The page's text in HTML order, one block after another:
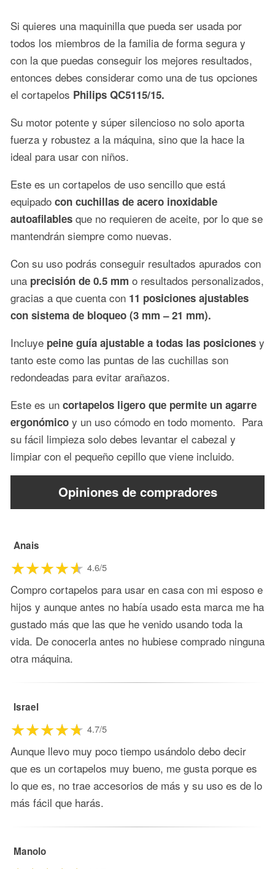
Si quieres una maquinilla que pueda ser usada por
todos los miembros de la familia de forma segura y
con la que puedas conseguir los mejores resultados,
entonces debes considerar como una de tus opciones
el cortapelos Philips QC5115/15.
Su motor potente y súper silencioso no solo aporta
fuerza y robustez a la máquina, sino que la hace la
ideal para usar con niños.
Este es un cortapelos de uso sencillo que está
equipado con cuchillas de acero inoxidable
autoafilables que no requieren de aceite, por lo que se
mantendrán siempre como nuevas.
Con su uso podrás conseguir resultados apurados con
una precisión de 0.5 mm o resultados personalizados,
gracias a que cuenta con 11 posiciones ajustables
con sistema de bloqueo (3 mm – 21 mm).
Incluye peine guía ajustable a todas las posiciones y
tanto este como las puntas de las cuchillas son
redondeadas para evitar arañazos.
Este es un cortapelos ligero que permite un agarre
ergonómico y un uso cómodo en todo momento. Para
su fácil limpieza solo debes levantar el cabezal y
limpiar con el pequeño cepillo que viene incluido.
Opiniones de compradores
Anais
4.6/5
Compro cortapelos para usar en casa con mi esposo e
hijos y aunque antes no había usado esta marca me ha
gustado más que las que he venido usando toda la
vida. De conocerla antes no hubiese comprado ninguna
otra máquina.
Israel
4.7/5
Aunque llevo muy poco tiempo usándolo debo decir
que es un cortapelos muy bueno, me gusta porque es
lo que es, no trae accesorios de más y su uso es de lo
más fácil que harás.
Manolo